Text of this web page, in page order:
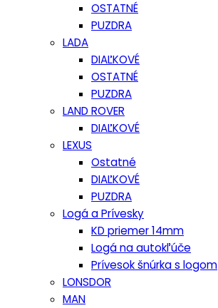
OSTATNÉ
PUZDRA
LADA
DIAĽKOVÉ
OSTATNÉ
PUZDRA
LAND ROVER
DIAĽKOVÉ
LEXUS
Ostatné
DIAĽKOVÉ
PUZDRA
Logá a Prívesky
KD priemer 14mm
Logá na autokľúče
Prívesok šnúrka s logom
LONSDOR
MAN